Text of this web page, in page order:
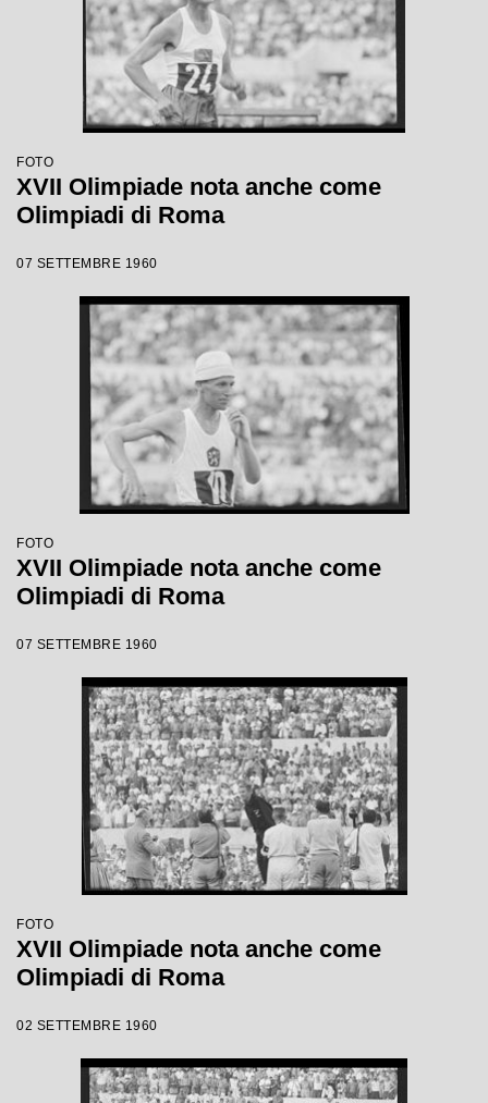
FOTO
XVII Olimpiade nota anche come
Olimpiadi di Roma
07 SETTEMBRE 1960
FOTO
XVII Olimpiade nota anche come
Olimpiadi di Roma
07 SETTEMBRE 1960
FOTO
XVII Olimpiade nota anche come
Olimpiadi di Roma
02 SETTEMBRE 1960